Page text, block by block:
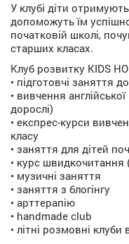
У клубі діти
допоможуть їм
початковій школі,
старших класах.
Клуб розвитку KIDS
• підготовчі заняття
• вивчення
дорослі)
• експрес-курси
класу
• заняття для дітей
• курс швидкочитання
• музичні заняття
• заняття з блогінгу
• арттерапію
• handmade club
• літні розмовні